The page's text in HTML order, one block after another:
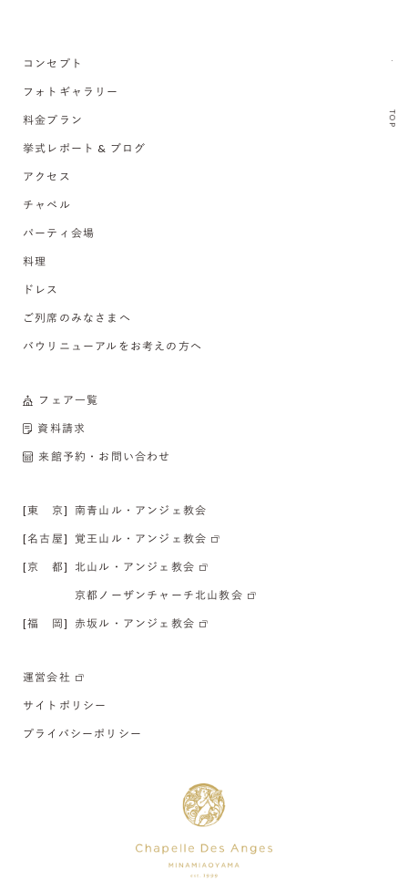
TOP
コンセプト
フォトギャラリー
料金プラン
挙式レポート & ブログ
アクセス
チャペル
パーティ会場
料理
ドレス
ご列席のみなさまへ
バウリニューアルをお考えの方へ
フェア一覧
資料請求
来館予約・お問い合わせ
[東 京] 南青山ル・アンジェ教会
[名古屋] 覚王山ル・アンジェ教会
[京 都] 北山ル・アンジェ教会
京都ノーザンチャーチ北山教会
[福 岡] 赤坂ル・アンジェ教会
運営会社
サイトポリシー
プライバシーポリシー